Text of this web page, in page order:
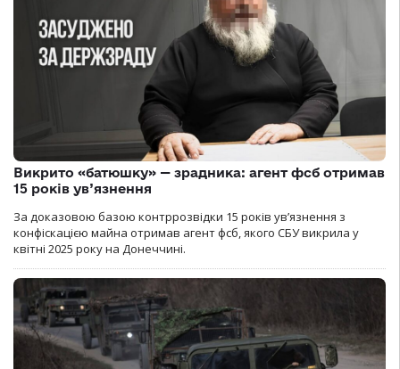
Викрито «батюшку» — зрадника: агент фсб отримав
15 років ув’язнення
За доказовою базою контррозвідки 15 років увʼязнення з
конфіскацією майна отримав агент фсб, якого СБУ викрила у
квітні 2025 року на Донеччині.